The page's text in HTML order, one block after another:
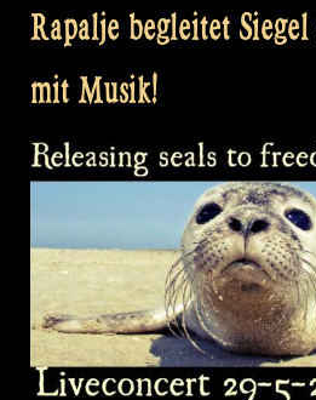
Rapalje begleitet
mit Musik!